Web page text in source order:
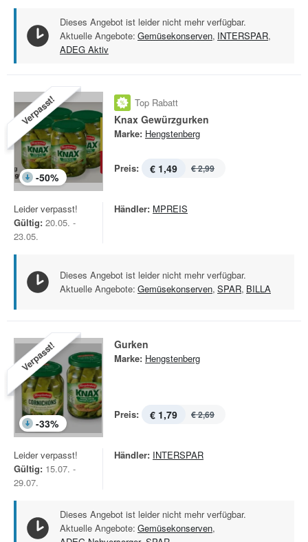
Dieses Angebot ist leider nicht mehr verfügbar.
Aktuelle Angebote: Gemüsekonserven, INTERSPAR,
ADEG Aktiv
Verpasst!
-50%
Top Rabatt
Knax Gewürzgurken
Marke: Hengstenberg
Preis: € 1,49 € 2,99
Leider verpasst!
Gültig: 20.05. -
23.05.
Händler: MPREIS
Dieses Angebot ist leider nicht mehr verfügbar.
Aktuelle Angebote: Gemüsekonserven, SPAR, BILLA
Verpasst!
-33%
Gurken
Marke: Hengstenberg
Preis: € 1,79 € 2,69
Leider verpasst!
Gültig: 15.07. -
29.07.
Händler: INTERSPAR
Dieses Angebot ist leider nicht mehr verfügbar.
Aktuelle Angebote: Gemüsekonserven,